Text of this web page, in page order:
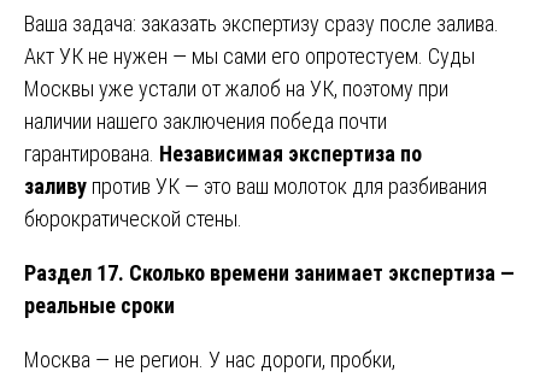
Ваша задача: заказать экспертизу сразу после залива.
Акт УК не нужен — мы сами его опротестуем. Суды
Москвы уже устали от жалоб на УК, поэтому при
наличии нашего заключения победа почти
гарантирована. Независимая экспертиза по
заливу против УК — это ваш молоток для разбивания
бюрократической стены.
Раздел 17. Сколько времени занимает экспертиза —
реальные сроки
Москва — не регион. У нас дороги, пробки,